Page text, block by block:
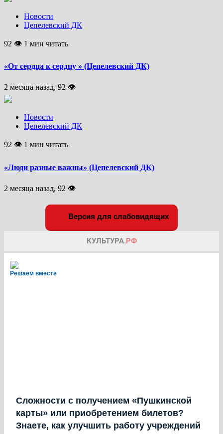
Новости
Цепелевский ДК
92 👁 1 мин читать
«От сердца к сердцу » (Цепелевский ДК)
2 месяца назад, 92 👁
Новости
Цепелевский ДК
92 👁 1 мин читать
«Люди разные важны» (Цепелевский ДК)
2 месяца назад, 92 👁
Версия для слабовидящих
Решаем вместе
Сложности с получением «Пушкинской
карты» или приобретением билетов?
Знаете, как улучшить работу учреждений